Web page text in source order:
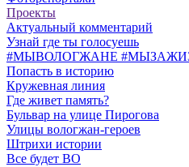
Проекты
Актуальный комментарий
Узнай где ты голосуешь
#МЫВОЛОГЖАНЕ
Попасть в историю
Кружевная линия
Где живет память?
Бульвар на улице Пирогова
Улицы вологжан-героев
Штрихи истории
Все будет ВО